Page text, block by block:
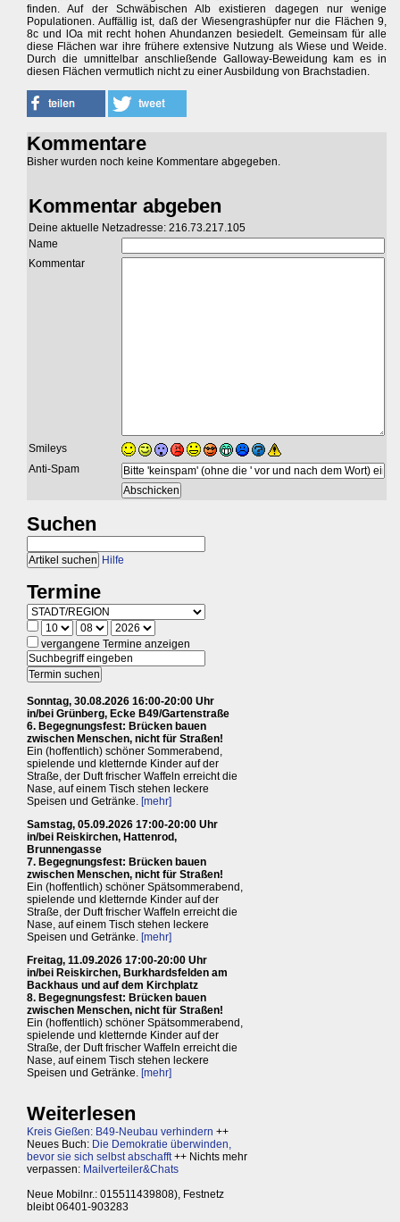
finden. Auf der Schwäbischen Alb existieren dagegen nur wenige
Populationen. Auffällig ist, daß der Wiesengrashüpfer nur die Flächen 9,
8c und lOa mit recht hohen Ahundanzen besiedelt. Gemeinsam für alle
diese Flächen war ihre frühere extensive Nutzung als Wiese und Weide.
Durch die umnittelbar anschließende Galloway-Beweidung kam es in
diesen Flächen vermutlich nicht zu einer Ausbildung von Brachstadien.
Kommentare
Bisher wurden noch keine Kommentare abgegeben.
Kommentar abgeben
Deine aktuelle Netzadresse: 216.73.217.105
Name
Kommentar
Smileys
Anti-Spam
Suchen
Hilfe
Termine
vergangene Termine anzeigen
Sonntag, 30.08.2026 16:00-20:00 Uhr
in/bei Grünberg, Ecke B49/Gartenstraße
6. Begegnungsfest: Brücken bauen
zwischen Menschen, nicht für Straßen!
Ein (hoffentlich) schöner Sommerabend,
spielende und kletternde Kinder auf der
Straße, der Duft frischer Waffeln erreicht die
Nase, auf einem Tisch stehen leckere
Speisen und Getränke. [mehr]
Samstag, 05.09.2026 17:00-20:00 Uhr
in/bei Reiskirchen, Hattenrod,
Brunnengasse
7. Begegnungsfest: Brücken bauen
zwischen Menschen, nicht für Straßen!
Ein (hoffentlich) schöner Spätsommerabend,
spielende und kletternde Kinder auf der
Straße, der Duft frischer Waffeln erreicht die
Nase, auf einem Tisch stehen leckere
Speisen und Getränke. [mehr]
Freitag, 11.09.2026 17:00-20:00 Uhr
in/bei Reiskirchen, Burkhardsfelden am
Backhaus und auf dem Kirchplatz
8. Begegnungsfest: Brücken bauen
zwischen Menschen, nicht für Straßen!
Ein (hoffentlich) schöner Spätsommerabend,
spielende und kletternde Kinder auf der
Straße, der Duft frischer Waffeln erreicht die
Nase, auf einem Tisch stehen leckere
Speisen und Getränke. [mehr]
Weiterlesen
Kreis Gießen: B49-Neubau verhindern ++
Neues Buch: Die Demokratie überwinden,
bevor sie sich selbst abschafft++ Nichts mehr
verpassen: Mailverteiler&Chats
Neue Mobilnr.: 015511439808), Festnetz
bleibt 06401-903283